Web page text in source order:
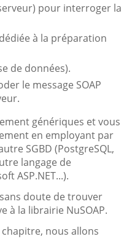
pour interroger la
à la préparation
de données).
le message SOAP
génériques et vous
en employant par
SGBD (PostgreSQL,
langage de
ASP.NET...).
doute de trouver
à la librairie NuSOAP.
nous allons